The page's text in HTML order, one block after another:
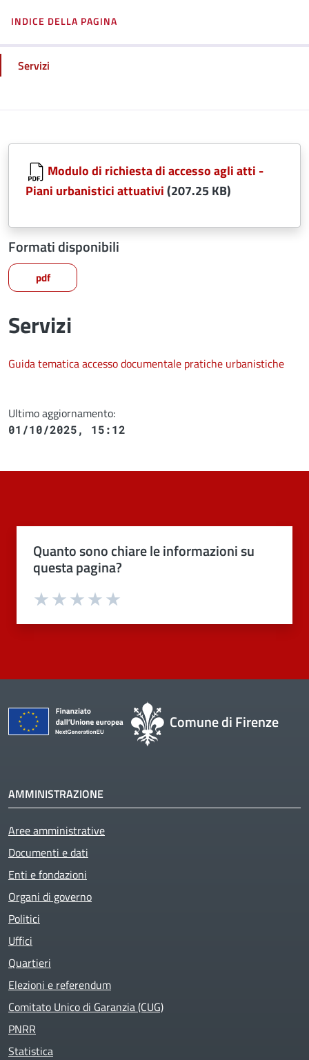
INDICE DELLA PAGINA
Servizi
Modulo di richiesta di accesso agli atti -
Piani urbanistici attuativi(207.25 KB)
Formati disponibili
pdf
Servizi
Guida tematica accesso documentale pratiche urbanistiche
Ultimo aggiornamento:
01/10/2025, 15:12
Quanto sono chiare le informazioni su
questa pagina?
Valuta 4 stelle su 5
Valuta 3 stelle su 5
Valuta 2 stelle su 5
Valuta 1 stelle su 5
Comune di Firenze
AMMINISTRAZIONE
Aree amministrative
Documenti e dati
Enti e fondazioni
Organi di governo
Politici
Uffici
Quartieri
Elezioni e referendum
Comitato Unico di Garanzia (CUG)
PNRR
Statistica